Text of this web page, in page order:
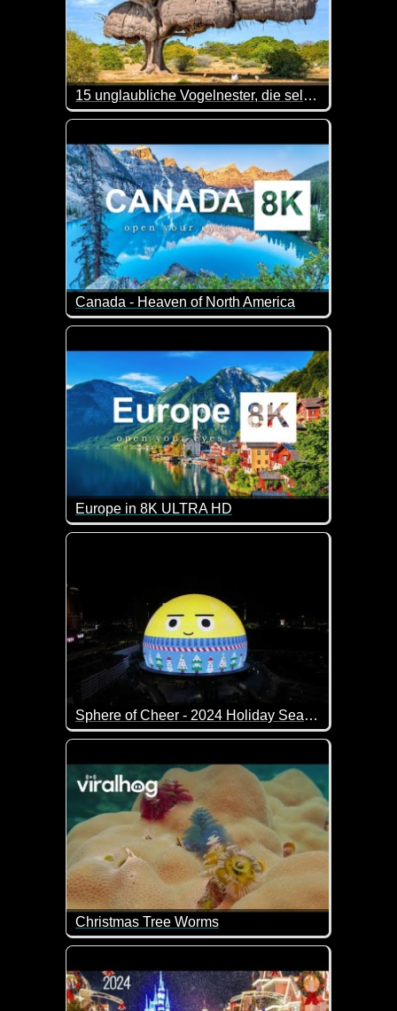
15 unglaubliche Vogelnester, die selbst Architekten beschämen könnten
Entdecke 15 unglaubliche Vogelnester, die die
Canada - Heaven of North America
Kanada ist ein nordamerikanisches Land, das im
Europe in 8K ULTRA HD
Wunderschöne Eindrücke aus Europa.
Sphere of Cheer - 2024 Holiday Season
Die neueste und vielleicht sogar
Christmas Tree Worms
Diese Weihnachtsbaumwürmer filtern mit ihren